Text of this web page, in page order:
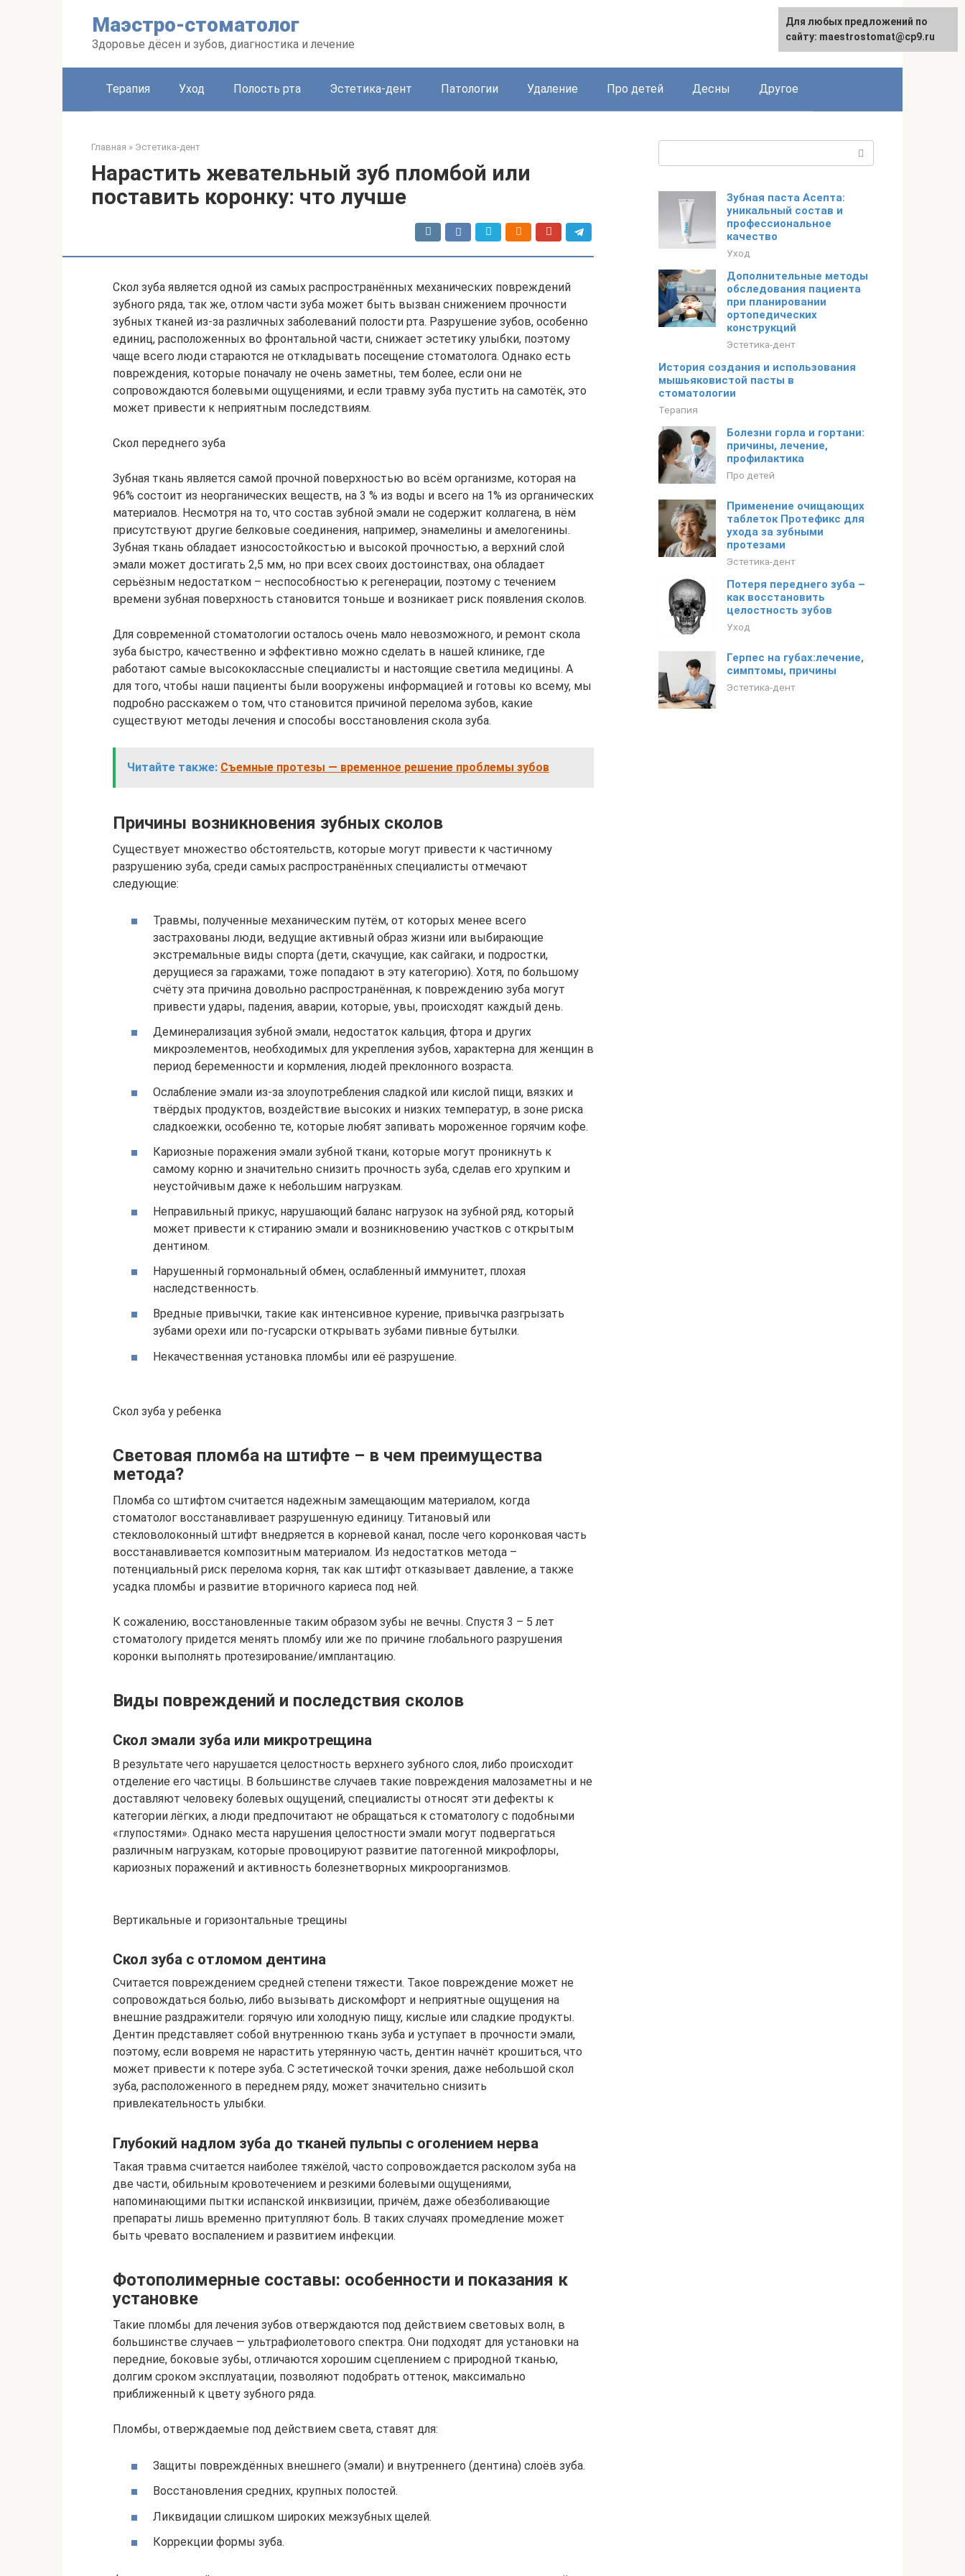
Маэстро-стоматолог
Здоровье дёсен и зубов, диагностика и лечение
Терапия Уход Полость рта Эстетика-дент Патологии Удаление Про детей Десны Другое
Главная » Эстетика-дент
Нарастить жевательный зуб пломбой или
поставить коронку: что лучше
Скол зуба является одной из самых распространённых механических повреждений
зубного ряда, так же, отлом части зуба может быть вызван снижением прочности
зубных тканей из-за различных заболеваний полости рта. Разрушение зубов, особенно
единиц, расположенных во фронтальной части, снижает эстетику улыбки, поэтому
чаще всего люди стараются не откладывать посещение стоматолога. Однако есть
повреждения, которые поначалу не очень заметны, тем более, если они не
сопровождаются болевыми ощущениями, и если травму зуба пустить на самотёк, это
может привести к неприятным последствиям.
Скол переднего зуба
Зубная ткань является самой прочной поверхностью во всём организме, которая на
96% состоит из неорганических веществ, на 3 % из воды и всего на 1% из органических
материалов. Несмотря на то, что состав зубной эмали не содержит коллагена, в нём
присутствуют другие белковые соединения, например, энамелины и амелогенины.
Зубная ткань обладает износостойкостью и высокой прочностью, а верхний слой
эмали может достигать 2,5 мм, но при всех своих достоинствах, она обладает
серьёзным недостатком – неспособностью к регенерации, поэтому с течением
времени зубная поверхность становится тоньше и возникает риск появления сколов.
Для современной стоматологии осталось очень мало невозможного, и ремонт скола
зуба быстро, качественно и эффективно можно сделать в нашей клинике, где
работают самые высококлассные специалисты и настоящие светила медицины. А
для того, чтобы наши пациенты были вооружены информацией и готовы ко всему, мы
подробно расскажем о том, что становится причиной перелома зубов, какие
существуют методы лечения и способы восстановления скола зуба.
Читайте также: Съемные протезы — временное решение проблемы зубов
Причины возникновения зубных сколов
Существует множество обстоятельств, которые могут привести к частичному
разрушению зуба, среди самых распространённых специалисты отмечают
следующие:
Травмы, полученные механическим путём, от которых менее всего
застрахованы люди, ведущие активный образ жизни или выбирающие
экстремальные виды спорта (дети, скачущие, как сайгаки, и подростки,
дерущиеся за гаражами, тоже попадают в эту категорию). Хотя, по большому
счёту эта причина довольно распространённая, к повреждению зуба могут
привести удары, падения, аварии, которые, увы, происходят каждый день.
Деминерализация зубной эмали, недостаток кальция, фтора и других
микроэлементов, необходимых для укрепления зубов, характерна для женщин в
период беременности и кормления, людей преклонного возраста.
Ослабление эмали из-за злоупотребления сладкой или кислой пищи, вязких и
твёрдых продуктов, воздействие высоких и низких температур, в зоне риска
сладкоежки, особенно те, которые любят запивать мороженное горячим кофе.
Кариозные поражения эмали зубной ткани, которые могут проникнуть к
самому корню и значительно снизить прочность зуба, сделав его хрупким и
неустойчивым даже к небольшим нагрузкам.
Неправильный прикус, нарушающий баланс нагрузок на зубной ряд, который
может привести к стиранию эмали и возникновению участков с открытым
дентином.
Нарушенный гормональный обмен, ослабленный иммунитет, плохая
наследственность.
Вредные привычки, такие как интенсивное курение, привычка разгрызать
зубами орехи или по-гусарски открывать зубами пивные бутылки.
Некачественная установка пломбы или её разрушение.
Скол зуба у ребенка
Световая пломба на штифте – в чем преимущества
метода?
Пломба со штифтом считается надежным замещающим материалом, когда
стоматолог восстанавливает разрушенную единицу. Титановый или
стекловолоконный штифт внедряется в корневой канал, после чего коронковая часть
восстанавливается композитным материалом. Из недостатков метода –
потенциальный риск перелома корня, так как штифт отказывает давление, а также
усадка пломбы и развитие вторичного кариеса под ней.
К сожалению, восстановленные таким образом зубы не вечны. Спустя 3 – 5 лет
стоматологу придется менять пломбу или же по причине глобального разрушения
коронки выполнять протезирование/имплантацию.
Виды повреждений и последствия сколов
Скол эмали зуба или микротрещина
В результате чего нарушается целостность верхнего зубного слоя, либо происходит
отделение его частицы. В большинстве случаев такие повреждения малозаметны и не
доставляют человеку болевых ощущений, специалисты относят эти дефекты к
категории лёгких, а люди предпочитают не обращаться к стоматологу с подобными
«глупостями». Однако места нарушения целостности эмали могут подвергаться
различным нагрузкам, которые провоцируют развитие патогенной микрофлоры,
кариозных поражений и активность болезнетворных микроорганизмов.
Вертикальные и горизонтальные трещины
Скол зуба с отломом дентина
Считается повреждением средней степени тяжести. Такое повреждение может не
сопровождаться болью, либо вызывать дискомфорт и неприятные ощущения на
внешние раздражители: горячую или холодную пищу, кислые или сладкие продукты.
Дентин представляет собой внутреннюю ткань зуба и уступает в прочности эмали,
поэтому, если вовремя не нарастить утерянную часть, дентин начнёт крошиться, что
может привести к потере зуба. С эстетической точки зрения, даже небольшой скол
зуба, расположенного в переднем ряду, может значительно снизить
привлекательность улыбки.
Глубокий надлом зуба до тканей пульпы с оголением нерва
Такая травма считается наиболее тяжёлой, часто сопровождается расколом зуба на
две части, обильным кровотечением и резкими болевыми ощущениями,
напоминающими пытки испанской инквизиции, причём, даже обезболивающие
препараты лишь временно притупляют боль. В таких случаях промедление может
быть чревато воспалением и развитием инфекции.
Фотополимерные составы: особенности и показания к
установке
Такие пломбы для лечения зубов отверждаются под действием световых волн, в
большинстве случаев — ультрафиолетового спектра. Они подходят для установки на
передние, боковые зубы, отличаются хорошим сцеплением с природной тканью,
долгим сроком эксплуатации, позволяют подобрать оттенок, максимально
приближенный к цвету зубного ряда.
Пломбы, отверждаемые под действием света, ставят для:
Защиты повреждённых внешнего (эмали) и внутреннего (дентина) слоёв зуба.
Восстановления средних, крупных полостей.
Ликвидации слишком широких межзубных щелей.
Коррекции формы зуба.
Зубная паста Асепта:
уникальный состав и
профессиональное
качество
Уход
Дополнительные методы
обследования пациента
при планировании
ортопедических
конструкций
Эстетика-дент
История создания и использования
мышьяковистой пасты в
стоматологии
Терапия
Болезни горла и гортани:
причины, лечение,
профилактика
Про детей
Применение очищающих
таблеток Протефикс для
ухода за зубными
протезами
Эстетика-дент
Потеря переднего зуба –
как восстановить
целостность зубов
Уход
Герпес на губах:лечение,
симптомы, причины
Эстетика-дент
Для любых предложений по
сайту: maestrostomat@cp9.ru